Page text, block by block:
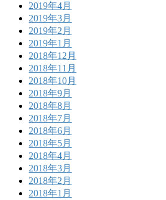
2019年4月
2019年3月
2019年2月
2019年1月
2018年12月
2018年11月
2018年10月
2018年9月
2018年8月
2018年7月
2018年6月
2018年5月
2018年4月
2018年3月
2018年2月
2018年1月